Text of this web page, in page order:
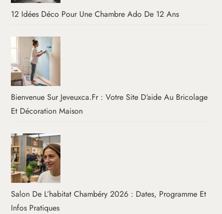
12 Idées Déco Pour Une Chambre Ado De 12 Ans
Bienvenue Sur Jeveuxca.fr : Votre Site D’aide Au Bricolage
Et Décoration Maison
Salon De L’habitat Chambéry 2026 : Dates, Programme Et
Infos Pratiques